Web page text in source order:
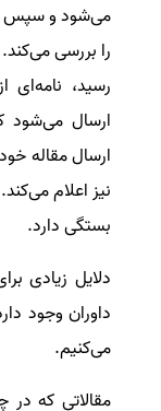
می‌شود و سپس
را بررسی می‌کند.
رسید، نامه‌ای
ارسال می‌شود
ارسال مقاله
نیز اعلام
بستگی دارد.
دلایل زیادی
داوران وجود
می‌کنیم.
مقالاتی که